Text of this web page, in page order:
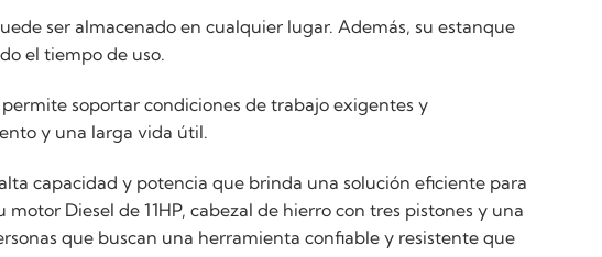
ser almacenado en cualquier lugar. Además, su estanque
el tiempo de uso.
soportar condiciones de trabajo exigentes y
y una larga vida útil.
capacidad y potencia que brinda una solución eficiente para
Diesel de 11HP, cabezal de hierro con tres pistones y una
que buscan una herramienta confiable y resistente que